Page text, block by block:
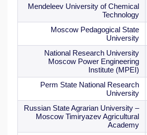
Mendeleev University of Chemical
Technology
Moscow Pedagogical State
University
National Research University
Moscow Power Engineering
Institute (MPEI)
Perm State National Research
University
Russian State Agrarian University –
Moscow Timiryazev Agricultural
Academy